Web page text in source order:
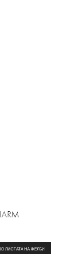
ЛИСТАТА НА ЖЕЛБИ